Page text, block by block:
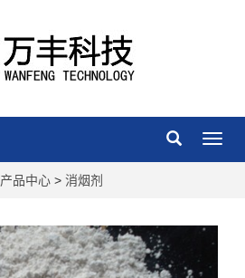
导
产品中心 > 消烟剂